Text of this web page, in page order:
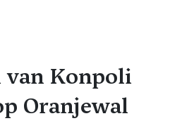
van Konpoli
Oranjewal